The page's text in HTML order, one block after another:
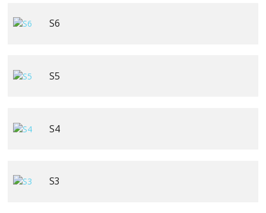
S6
S5
S4
S3